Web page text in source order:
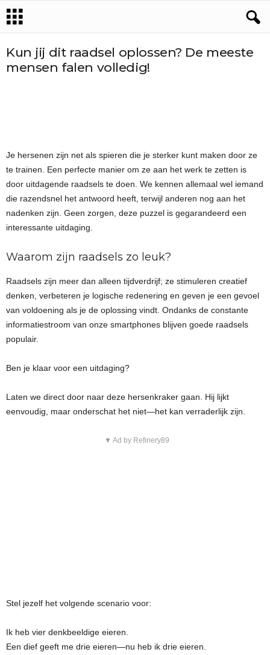
Kun jij dit raadsel oplossen? De meeste
mensen falen volledig!
Je hersenen zijn net als spieren die je sterker kunt maken door ze
te trainen. Een perfecte manier om ze aan het werk te zetten is
door uitdagende raadsels te doen. We kennen allemaal wel iemand
die razendsnel het antwoord heeft, terwijl anderen nog aan het
nadenken zijn. Geen zorgen, deze puzzel is gegarandeerd een
interessante uitdaging.
Waarom zijn raadsels zo leuk?
Raadsels zijn meer dan alleen tijdverdrijf; ze stimuleren creatief
denken, verbeteren je logische redenering en geven je een gevoel
van voldoening als je de oplossing vindt. Ondanks de constante
informatiestroom van onze smartphones blijven goede raadsels
populair.
Ben je klaar voor een uitdaging?
Laten we direct door naar deze hersenkraker gaan. Hij lijkt
eenvoudig, maar onderschat het niet—het kan verraderlijk zijn.
▼ Ad by Refinery89
Stel jezelf het volgende scenario voor:
Ik heb vier denkbeeldige eieren.
Een dief geeft me drie eieren—nu heb ik drie eieren.